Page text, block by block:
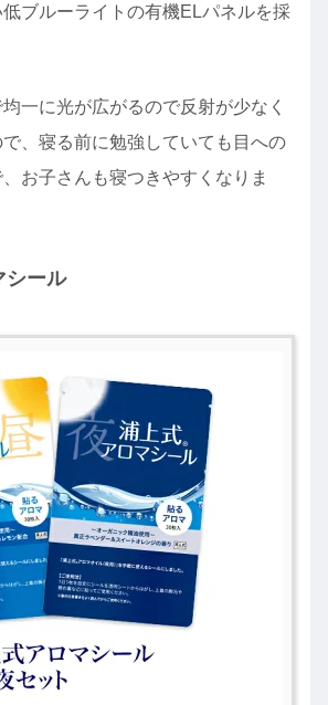
ブルーライトの有機ELパネルを採
一に光が広がるので反射が少なく
、寝る前に勉強していても目への
お子さんも寝つきやすくなりま
シール